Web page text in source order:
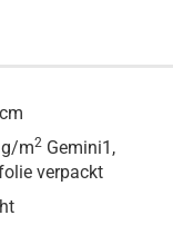
m2 Gemini1,
verpackt